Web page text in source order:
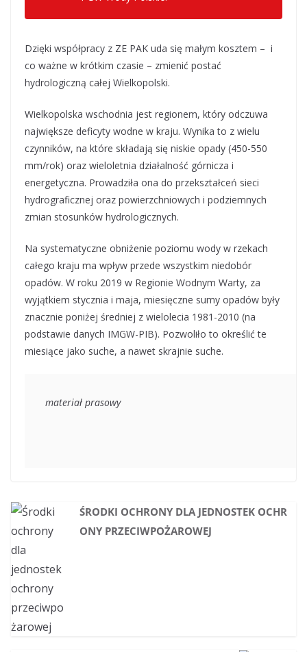
Dzięki współpracy z ZE PAK uda się małym kosztem – i
co ważne w krótkim czasie – zmienić postać
hydrologiczną całej Wielkopolski.
Wielkopolska wschodnia jest regionem, który odczuwa
największe deficyty wodne w kraju. Wynika to z wielu
czynników, na które składają się niskie opady (450-550
mm/rok) oraz wieloletnia działalność górnicza i
energetyczna. Prowadziła ona do przekształceń sieci
hydrograficznej oraz powierzchniowych i podziemnych
zmian stosunków hydrologicznych.
Na systematyczne obniżenie poziomu wody w rzekach
całego kraju ma wpływ przede wszystkim niedobór
opadów. W roku 2019 w Regionie Wodnym Warty, za
wyjątkiem stycznia i maja, miesięczne sumy opadów były
znacznie poniżej średniej z wielolecia 1981-2010 (na
podstawie danych IMGW-PIB). Pozwoliło to określić te
miesiące jako suche, a nawet skrajnie suche.
materiał prasowy
ŚRODKI OCHRONY DLA JEDNOSTEK OCHR
ONY PRZECIWPOŻAROWEJ